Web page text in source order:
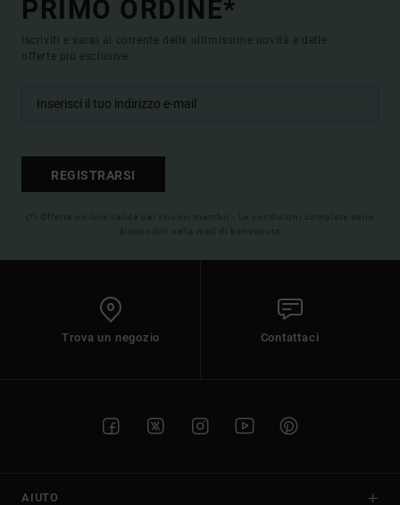
PRIMO ORDINE*
Iscriviti e sarai al corrente delle ultimissime novità e delle
offerte più esclusive.
REGISTRARSI
(*) Offerta on-line valida per i nuovi membri - Le condizioni complete sono
disponibili nella mail di benvenuto
Trova un negozio Contattaci
AIUTO